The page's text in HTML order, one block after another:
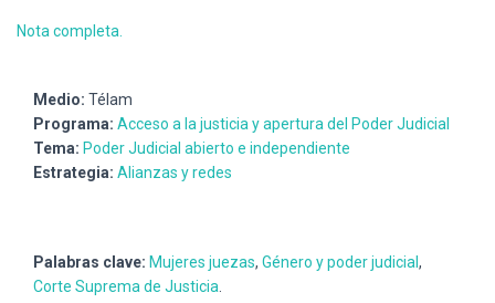
Nota completa.
Medio: Télam
Programa: Acceso a la justicia y apertura del Poder Judicial
Tema: Poder Judicial abierto e independiente
Estrategia: Alianzas y redes
Palabras clave: Mujeres juezas, Género y poder judicial ,
Corte Suprema de Justicia